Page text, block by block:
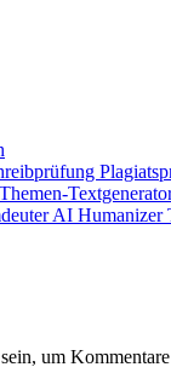
Themen-
AI Humanizer
um